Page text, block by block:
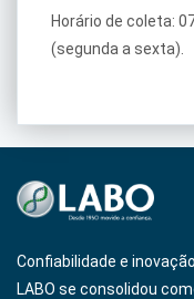
Horário de coleta:
(segunda a sexta).
Confiabilidade e
LABO se consolidou